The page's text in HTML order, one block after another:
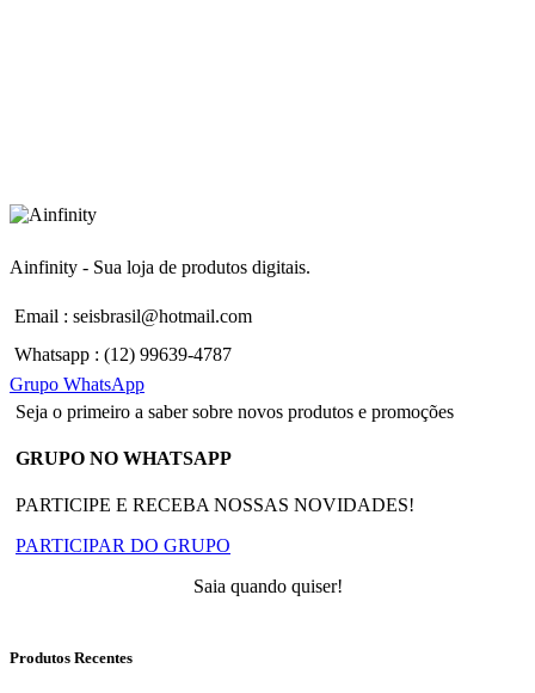
Ainfinity - Sua loja de produtos digitais.
Email : seisbrasil@hotmail.com
Whatsapp : (12) 99639-4787
Grupo WhatsApp
Seja o primeiro a saber sobre novos produtos e promoções
GRUPO NO WHATSAPP
PARTICIPE E RECEBA NOSSAS NOVIDADES!
PARTICIPAR DO GRUPO
Saia quando quiser!
Produtos Recentes